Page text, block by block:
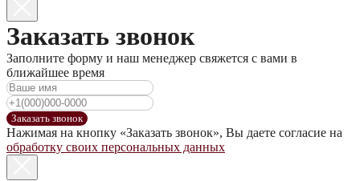
Заказать звонок
Заполните форму и наш менеджер свяжется с вами в
ближайшее время
Заказать звонок
Нажимая на кнопку «Заказать звонок», Вы даете согласие на
обработку своих персональных данных